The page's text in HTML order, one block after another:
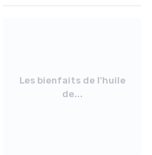
Les bienfaits de l'huile
de...